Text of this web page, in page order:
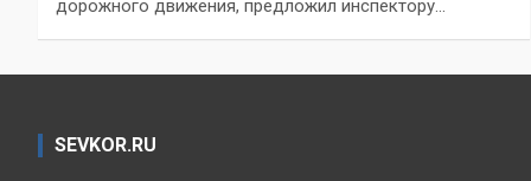
дорожного движения, предложил инспектору…
SEVKOR.RU